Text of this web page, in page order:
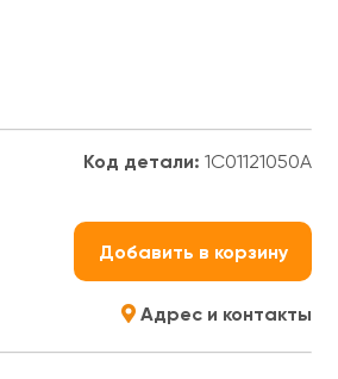
Код детали: 1C01121050A
Добавить в корзину
Адрес и контакты